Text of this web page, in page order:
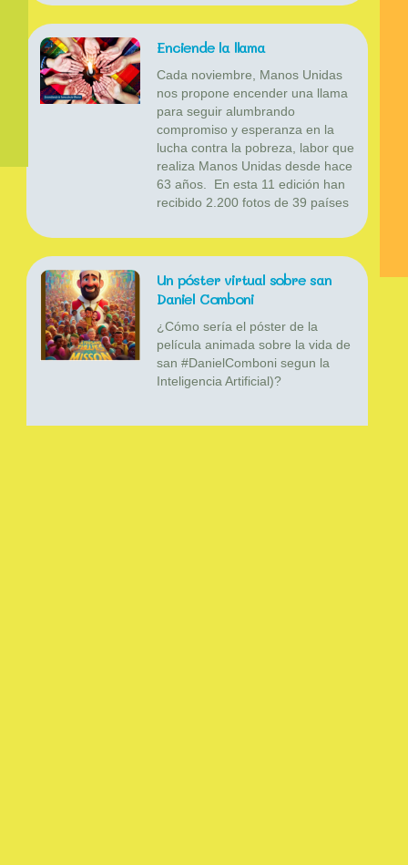
Enciende la llama
Cada noviembre, Manos Unidas
nos propone encender una llama
para seguir alumbrando
compromiso y esperanza en la
lucha contra la pobreza, labor que
realiza Manos Unidas desde hace
63 años. En esta 11 edición han
recibido 2.200 fotos de 39 países
Un póster virtual sobre san
Daniel Comboni
¿Cómo sería el póster de la
película animada sobre la vida de
san #DanielComboni segun la
Inteligencia Artificial)?